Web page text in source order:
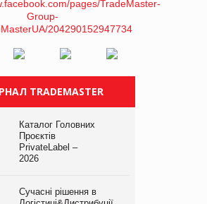
TRADEMASTER
Каталог Головних
Проєктів
PrivateLabel –
2026
Сучасні рішення в